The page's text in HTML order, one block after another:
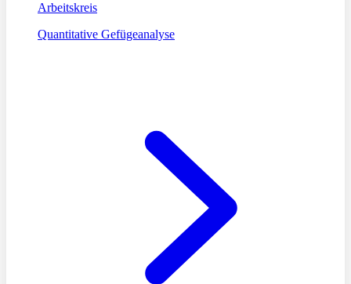
Arbeitskreis
Quantitative Gefügeanalyse